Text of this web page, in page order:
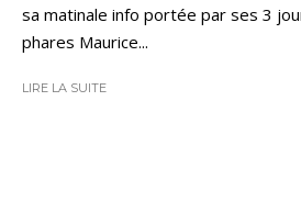
sa matinale info portée par ses 3
phares Maurice...
LIRE LA SUITE